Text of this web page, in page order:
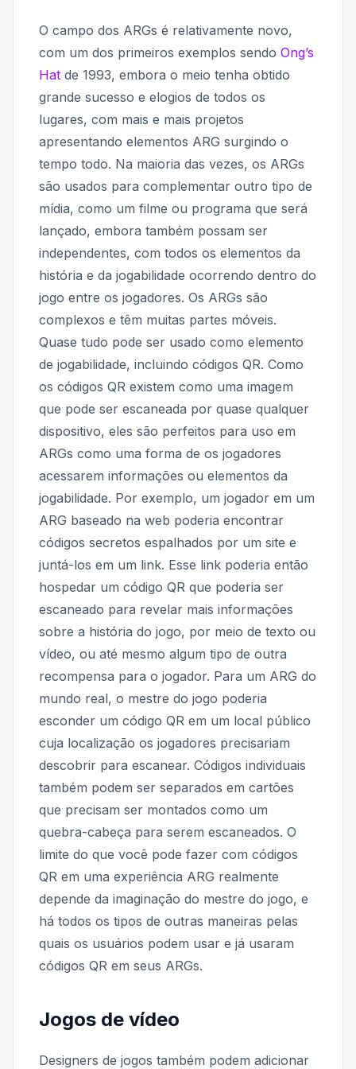
O campo dos ARGs é relativamente novo,
com um dos primeiros exemplos sendo Ong’s
Hat de 1993, embora o meio tenha obtido
grande sucesso e elogios de todos os
lugares, com mais e mais projetos
apresentando elementos ARG surgindo o
tempo todo. Na maioria das vezes, os ARGs
são usados ​​para complementar outro tipo de
mídia, como um filme ou programa que será
lançado, embora também possam ser
independentes, com todos os elementos da
história e da jogabilidade ocorrendo dentro do
jogo entre os jogadores. Os ARGs são
complexos e têm muitas partes móveis.
Quase tudo pode ser usado como elemento
de jogabilidade, incluindo códigos QR. Como
os códigos QR existem como uma imagem
que pode ser escaneada por quase qualquer
dispositivo, eles são perfeitos para uso em
ARGs como uma forma de os jogadores
acessarem informações ou elementos da
jogabilidade. Por exemplo, um jogador em um
ARG baseado na web poderia encontrar
códigos secretos espalhados por um site e
juntá-los em um link. Esse link poderia então
hospedar um código QR que poderia ser
escaneado para revelar mais informações
sobre a história do jogo, por meio de texto ou
vídeo, ou até mesmo algum tipo de outra
recompensa para o jogador. Para um ARG do
mundo real, o mestre do jogo poderia
esconder um código QR em um local público
cuja localização os jogadores precisariam
descobrir para escanear. Códigos individuais
também podem ser separados em cartões
que precisam ser montados como um
quebra-cabeça para serem escaneados. O
limite do que você pode fazer com códigos
QR em uma experiência ARG realmente
depende da imaginação do mestre do jogo, e
há todos os tipos de outras maneiras pelas
quais os usuários podem usar e já usaram
códigos QR em seus ARGs.
Jogos de vídeo
Designers de jogos também podem adicionar